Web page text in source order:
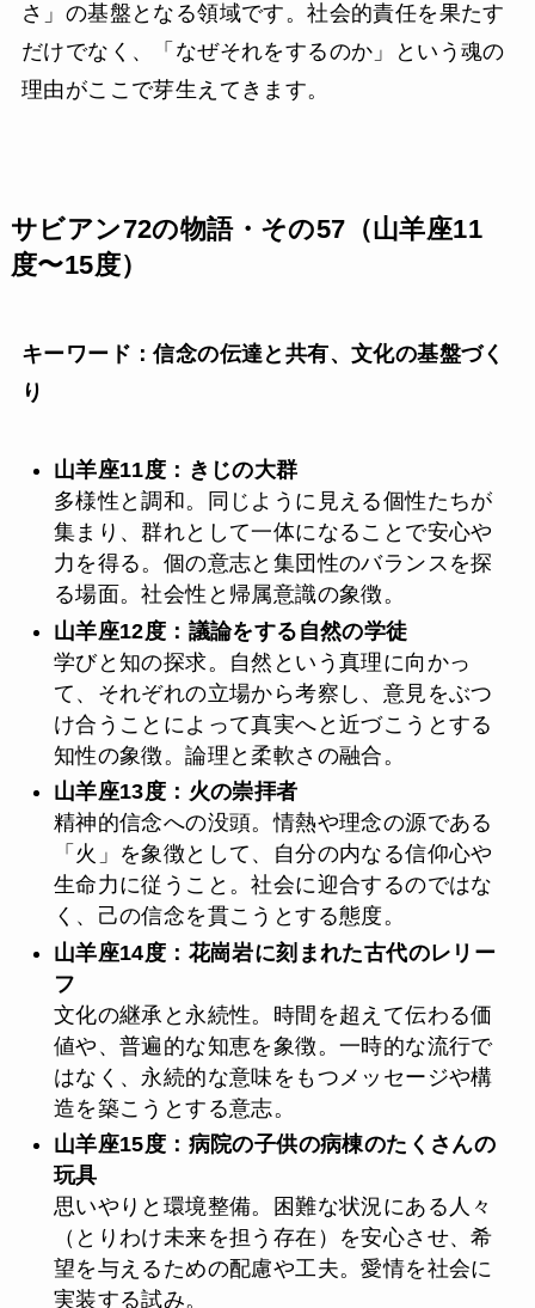
さ」の基盤となる領域です。社会的責任を果たす
だけでなく、「なぜそれをするのか」という魂の
理由がここで芽生えてきます。
サビアン72の物語・その57（山羊座11
度〜15度）
キーワード：信念の伝達と共有、文化の基盤づく
り
山羊座11度：きじの大群
多様性と調和。同じように見える個性たちが
集まり、群れとして一体になることで安心や
力を得る。個の意志と集団性のバランスを探
る場面。社会性と帰属意識の象徴。
山羊座12度：議論をする自然の学徒
学びと知の探求。自然という真理に向かっ
て、それぞれの立場から考察し、意見をぶつ
け合うことによって真実へと近づこうとする
知性の象徴。論理と柔軟さの融合。
山羊座13度：火の崇拝者
精神的信念への没頭。情熱や理念の源である
「火」を象徴として、自分の内なる信仰心や
生命力に従うこと。社会に迎合するのではな
く、己の信念を貫こうとする態度。
山羊座14度：花崗岩に刻まれた古代のレリー
フ
文化の継承と永続性。時間を超えて伝わる価
値や、普遍的な知恵を象徴。一時的な流行で
はなく、永続的な意味をもつメッセージや構
造を築こうとする意志。
山羊座15度：病院の子供の病棟のたくさんの
玩具
思いやりと環境整備。困難な状況にある人々
（とりわけ未来を担う存在）を安心させ、希
望を与えるための配慮や工夫。愛情を社会に
実装する試み。